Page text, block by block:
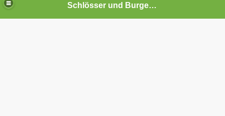
Schlösser und Burgen in Baden-Württemberg